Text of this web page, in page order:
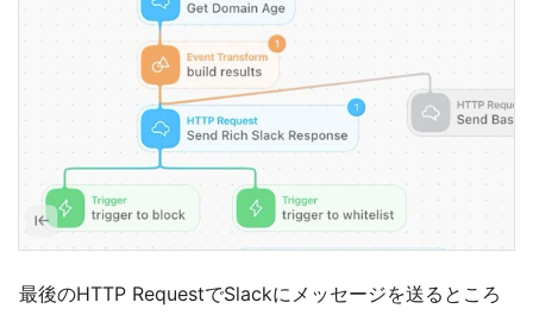
最後のHTTP RequestでSlackにメッセージを送るところ